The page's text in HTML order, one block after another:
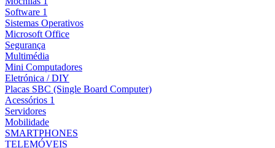
Software 1
Sistemas Operativos
Microsoft Office
Segurança
Multimédia
Mini Computadores
Eletrónica / DIY
Placas SBC (Single Board Computer)
Acessórios 1
Servidores
Mobilidade
SMARTPHONES
TELEMÓVEIS